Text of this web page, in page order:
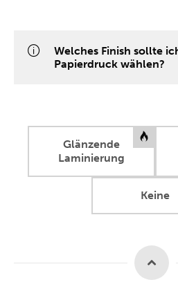
Welches Finish sollte
Papierdruck wählen?
Glänzende
Laminierung
Keine